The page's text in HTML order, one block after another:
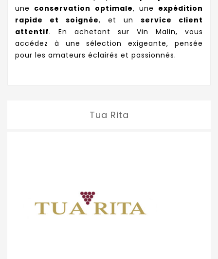
une conservation optimale, une expédition
rapide et soignée, et un service client
attentif. En achetant sur Vin Malin, vous
accédez à une sélection exigeante, pensée
pour les amateurs éclairés et passionnés.
Tua Rita